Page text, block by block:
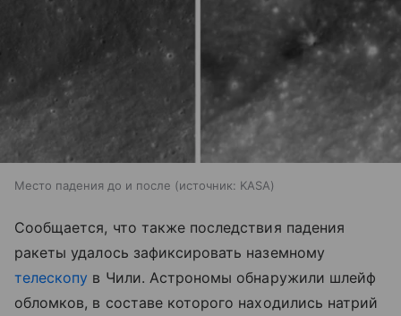
Место падения до и после источник: KASA
Сообщается, что также последствия падения
ракеты удалось зафиксировать наземному
телескопу в Чили. Астрономы обнаружили шлейф
обломков, в составе которого находились натрий